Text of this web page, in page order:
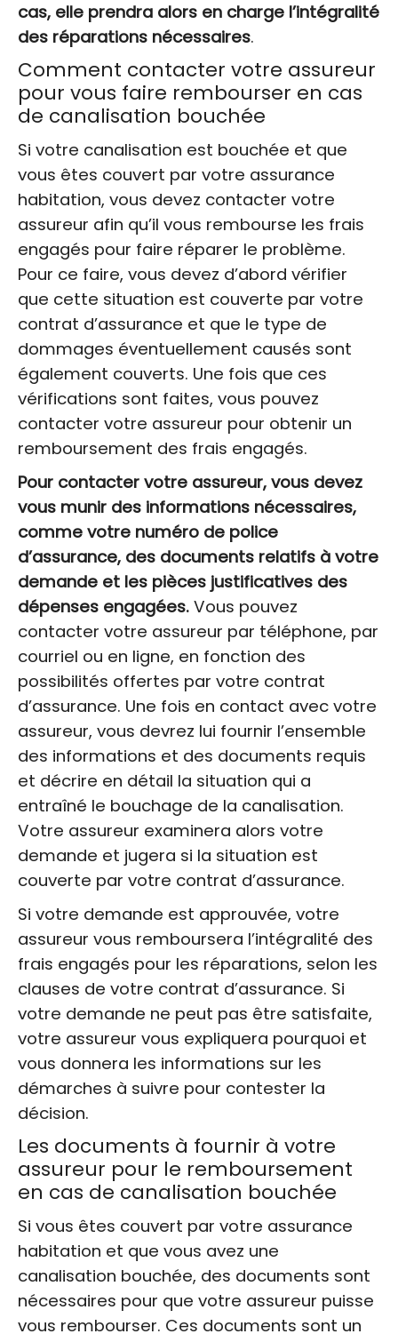
cas, elle prendra alors en charge l’intégralité
des réparations nécessaires.
Comment contacter votre assureur
pour vous faire rembourser en cas
de canalisation bouchée
Si votre canalisation est bouchée et que
vous êtes couvert par votre assurance
habitation, vous devez contacter votre
assureur afin qu’il vous rembourse les frais
engagés pour faire réparer le problème.
Pour ce faire, vous devez d’abord vérifier
que cette situation est couverte par votre
contrat d’assurance et que le type de
dommages éventuellement causés sont
également couverts. Une fois que ces
vérifications sont faites, vous pouvez
contacter votre assureur pour obtenir un
remboursement des frais engagés.
Pour contacter votre assureur, vous devez
vous munir des informations nécessaires,
comme votre numéro de police
d’assurance, des documents relatifs à votre
demande et les pièces justificatives des
dépenses engagées. Vous pouvez
contacter votre assureur par téléphone, par
courriel ou en ligne, en fonction des
possibilités offertes par votre contrat
d’assurance. Une fois en contact avec votre
assureur, vous devrez lui fournir l’ensemble
des informations et des documents requis
et décrire en détail la situation qui a
entraîné le bouchage de la canalisation.
Votre assureur examinera alors votre
demande et jugera si la situation est
couverte par votre contrat d’assurance.
Si votre demande est approuvée, votre
assureur vous remboursera l’intégralité des
frais engagés pour les réparations, selon les
clauses de votre contrat d’assurance. Si
votre demande ne peut pas être satisfaite,
votre assureur vous expliquera pourquoi et
vous donnera les informations sur les
démarches à suivre pour contester la
décision.
Les documents à fournir à votre
assureur pour le remboursement
en cas de canalisation bouchée
Si vous êtes couvert par votre assurance
habitation et que vous avez une
canalisation bouchée, des documents sont
nécessaires pour que votre assureur puisse
vous rembourser. Ces documents sont un